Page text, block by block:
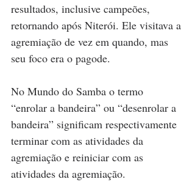
resultados, inclusive campeões,
retornando após Niterói. Ele visitava a
agremiação de vez em quando, mas
seu foco era o pagode.
No Mundo do Samba o termo
“enrolar a bandeira” ou “desenrolar a
bandeira” significam respectivamente
terminar com as atividades da
agremiação e reiniciar com as
atividades da agremiação.